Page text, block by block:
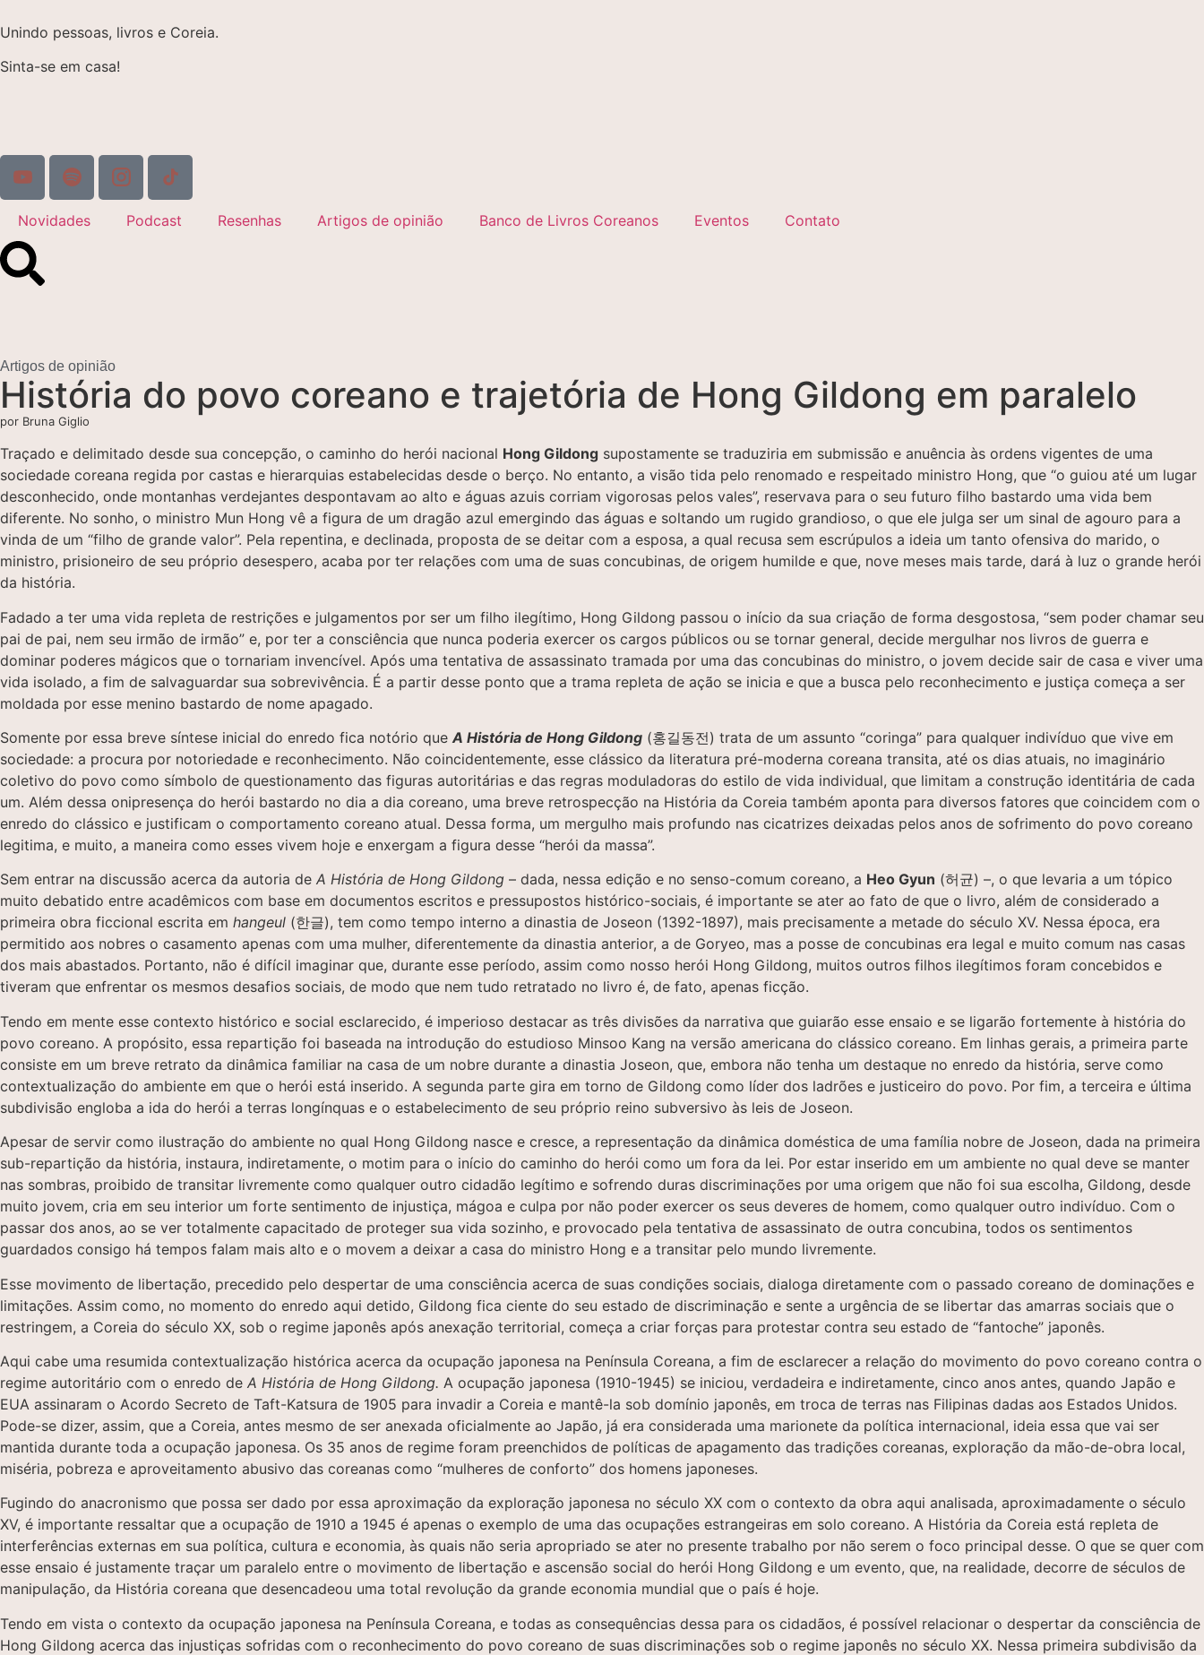
Unindo pessoas, livros e Coreia.
Sinta-se em casa!
Novidades Podcast Resenhas Artigos de opinião Banco de Livros Coreanos Eventos Contato
Artigos de opinião
História do povo coreano e trajetória de Hong Gildong em paralelo
por Bruna Giglio
Traçado e delimitado desde sua concepção, o caminho do herói nacional Hong Gildong supostamente se traduziria em submissão e anuência às ordens vigentes de uma
sociedade coreana regida por castas e hierarquias estabelecidas desde o berço. No entanto, a visão tida pelo renomado e respeitado ministro Hong, que “o guiou até um lugar
desconhecido, onde montanhas verdejantes despontavam ao alto e águas azuis corriam vigorosas pelos vales”, reservava para o seu futuro filho bastardo uma vida bem
diferente. No sonho, o ministro Mun Hong vê a figura de um dragão azul emergindo das águas e soltando um rugido grandioso, o que ele julga ser um sinal de agouro para a
vinda de um “filho de grande valor”. Pela repentina, e declinada, proposta de se deitar com a esposa, a qual recusa sem escrúpulos a ideia um tanto ofensiva do marido, o
ministro, prisioneiro de seu próprio desespero, acaba por ter relações com uma de suas concubinas, de origem humilde e que, nove meses mais tarde, dará à luz o grande herói
da história.
Fadado a ter uma vida repleta de restrições e julgamentos por ser um filho ilegítimo, Hong Gildong passou o início da sua criação de forma desgostosa, “sem poder chamar seu
pai de pai, nem seu irmão de irmão” e, por ter a consciência que nunca poderia exercer os cargos públicos ou se tornar general, decide mergulhar nos livros de guerra e
dominar poderes mágicos que o tornariam invencível. Após uma tentativa de assassinato tramada por uma das concubinas do ministro, o jovem decide sair de casa e viver uma
vida isolado, a fim de salvaguardar sua sobrevivência. É a partir desse ponto que a trama repleta de ação se inicia e que a busca pelo reconhecimento e justiça começa a ser
moldada por esse menino bastardo de nome apagado.
Somente por essa breve síntese inicial do enredo fica notório que A História de Hong Gildong (홍길동전) trata de um assunto “coringa” para qualquer indivíduo que vive em
sociedade: a procura por notoriedade e reconhecimento. Não coincidentemente, esse clássico da literatura pré-moderna coreana transita, até os dias atuais, no imaginário
coletivo do povo como símbolo de questionamento das figuras autoritárias e das regras moduladoras do estilo de vida individual, que limitam a construção identitária de cada
um. Além dessa onipresença do herói bastardo no dia a dia coreano, uma breve retrospecção na História da Coreia também aponta para diversos fatores que coincidem com o
enredo do clássico e justificam o comportamento coreano atual. Dessa forma, um mergulho mais profundo nas cicatrizes deixadas pelos anos de sofrimento do povo coreano
legitima, e muito, a maneira como esses vivem hoje e enxergam a figura desse “herói da massa”.
Sem entrar na discussão acerca da autoria de A História de Hong Gildong – dada, nessa edição e no senso-comum coreano, a Heo Gyun (허균) –, o que levaria a um tópico
muito debatido entre acadêmicos com base em documentos escritos e pressupostos histórico-sociais, é importante se ater ao fato de que o livro, além de considerado a
primeira obra ficcional escrita em hangeul (한글), tem como tempo interno a dinastia de Joseon (1392-1897), mais precisamente a metade do século XV. Nessa época, era
permitido aos nobres o casamento apenas com uma mulher, diferentemente da dinastia anterior, a de Goryeo, mas a posse de concubinas era legal e muito comum nas casas
dos mais abastados. Portanto, não é difícil imaginar que, durante esse período, assim como nosso herói Hong Gildong, muitos outros filhos ilegítimos foram concebidos e
tiveram que enfrentar os mesmos desafios sociais, de modo que nem tudo retratado no livro é, de fato, apenas ficção.
Tendo em mente esse contexto histórico e social esclarecido, é imperioso destacar as três divisões da narrativa que guiarão esse ensaio e se ligarão fortemente à história do
povo coreano. A propósito, essa repartição foi baseada na introdução do estudioso Minsoo Kang na versão americana do clássico coreano. Em linhas gerais, a primeira parte
consiste em um breve retrato da dinâmica familiar na casa de um nobre durante a dinastia Joseon, que, embora não tenha um destaque no enredo da história, serve como
contextualização do ambiente em que o herói está inserido. A segunda parte gira em torno de Gildong como líder dos ladrões e justiceiro do povo. Por fim, a terceira e última
subdivisão engloba a ida do herói a terras longínquas e o estabelecimento de seu próprio reino subversivo às leis de Joseon.
Apesar de servir como ilustração do ambiente no qual Hong Gildong nasce e cresce, a representação da dinâmica doméstica de uma família nobre de Joseon, dada na primeira
sub-repartição da história, instaura, indiretamente, o motim para o início do caminho do herói como um fora da lei. Por estar inserido em um ambiente no qual deve se manter
nas sombras, proibido de transitar livremente como qualquer outro cidadão legítimo e sofrendo duras discriminações por uma origem que não foi sua escolha, Gildong, desde
muito jovem, cria em seu interior um forte sentimento de injustiça, mágoa e culpa por não poder exercer os seus deveres de homem, como qualquer outro indivíduo. Com o
passar dos anos, ao se ver totalmente capacitado de proteger sua vida sozinho, e provocado pela tentativa de assassinato de outra concubina, todos os sentimentos
guardados consigo há tempos falam mais alto e o movem a deixar a casa do ministro Hong e a transitar pelo mundo livremente.
Esse movimento de libertação, precedido pelo despertar de uma consciência acerca de suas condições sociais, dialoga diretamente com o passado coreano de dominações e
limitações. Assim como, no momento do enredo aqui detido, Gildong fica ciente do seu estado de discriminação e sente a urgência de se libertar das amarras sociais que o
restringem, a Coreia do século XX, sob o regime japonês após anexação territorial, começa a criar forças para protestar contra seu estado de “fantoche” japonês.
Aqui cabe uma resumida contextualização histórica acerca da ocupação japonesa na Península Coreana, a fim de esclarecer a relação do movimento do povo coreano contra o
regime autoritário com o enredo de A História de Hong Gildong. A ocupação japonesa (1910-1945) se iniciou, verdadeira e indiretamente, cinco anos antes, quando Japão e
EUA assinaram o Acordo Secreto de Taft-Katsura de 1905 para invadir a Coreia e mantê-la sob domínio japonês, em troca de terras nas Filipinas dadas aos Estados Unidos.
Pode-se dizer, assim, que a Coreia, antes mesmo de ser anexada oficialmente ao Japão, já era considerada uma marionete da política internacional, ideia essa que vai ser
mantida durante toda a ocupação japonesa. Os 35 anos de regime foram preenchidos de políticas de apagamento das tradições coreanas, exploração da mão-de-obra local,
miséria, pobreza e aproveitamento abusivo das coreanas como “mulheres de conforto” dos homens japoneses.
Fugindo do anacronismo que possa ser dado por essa aproximação da exploração japonesa no século XX com o contexto da obra aqui analisada, aproximadamente o século
XV, é importante ressaltar que a ocupação de 1910 a 1945 é apenas o exemplo de uma das ocupações estrangeiras em solo coreano. A História da Coreia está repleta de
interferências externas em sua política, cultura e economia, às quais não seria apropriado se ater no presente trabalho por não serem o foco principal desse. O que se quer com
esse ensaio é justamente traçar um paralelo entre o movimento de libertação e ascensão social do herói Hong Gildong e um evento, que, na realidade, decorre de séculos de
manipulação, da História coreana que desencadeou uma total revolução da grande economia mundial que o país é hoje.
Tendo em vista o contexto da ocupação japonesa na Península Coreana, e todas as consequências dessa para os cidadãos, é possível relacionar o despertar da consciência de
Hong Gildong acerca das injustiças sofridas com o reconhecimento do povo coreano de suas discriminações sob o regime japonês no século XX. Nessa primeira subdivisão da